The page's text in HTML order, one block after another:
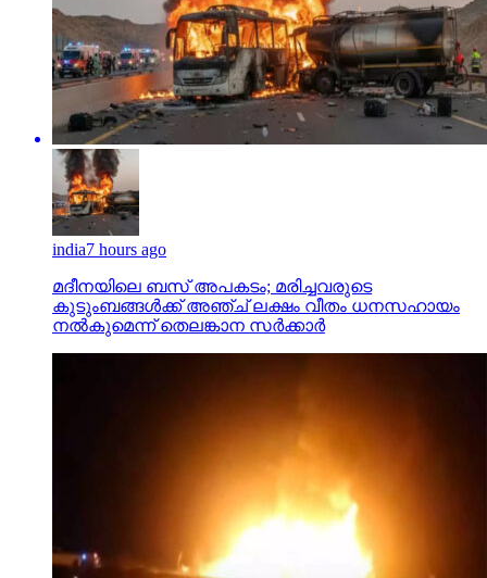
india7 hours ago
മദീനയിലെ ബസ് അപകടം; മരിച്ചവരുടെ
കുടുംബങ്ങള്‍ക്ക് അഞ്ച് ലക്ഷം വീതം ധനസഹായം
നല്‍കുമെന്ന് തെലങ്കാന സര്‍ക്കാര്‍